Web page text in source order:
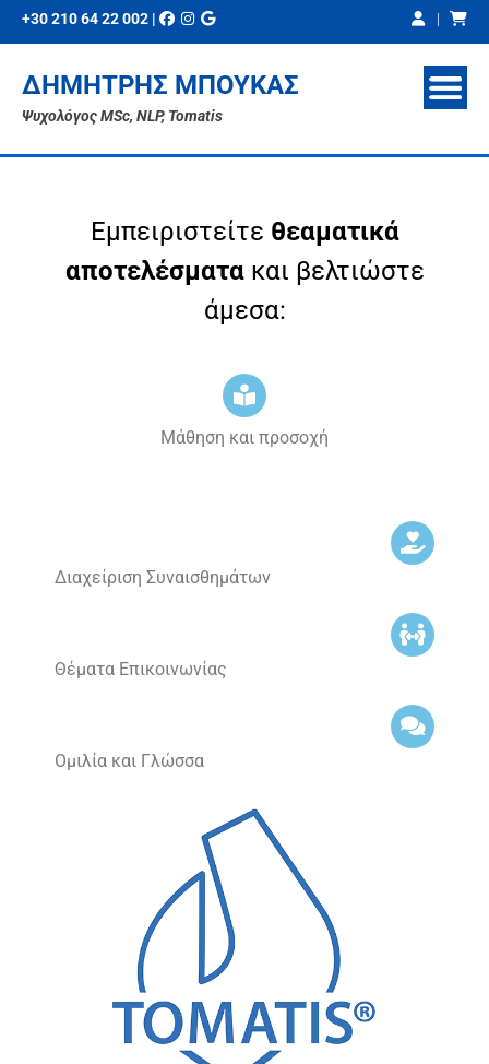
+30 210 64 22 002 | |
ΔΗΜΉΤΡΗΣ ΜΠΟΎΚΑΣ
Ψυχολόγος MSc, NLP, Tomatis
Εμπειριστείτε θεαματικά
αποτελέσματα και βελτιώστε
άμεσα:
Μάθηση και προσοχή
Διαχείριση Συναισθημάτων
Θέματα Επικοινωνίας
Ομιλία και Γλώσσα